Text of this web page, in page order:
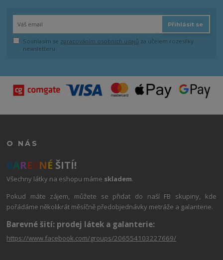
Přihlásit se
Souhlasím se zpracováním osobních údajů za účelem rozesílky
newsletteru.
O NÁS
BAREVNÉ ŠITÍ!
Všechny látky na eshopu máme skladem.
Pokud máte zájem, můžete se přidat do naší FB skupiny, kde
pořádáme několikrát měsíčně předobjednávky metráže a galanterie.
Barevné šití: prodej látek a galanterie:
https://www.facebook.com/groups/206554103227669/